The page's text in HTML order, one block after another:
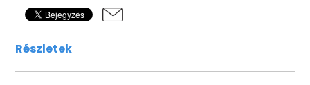
Részletek